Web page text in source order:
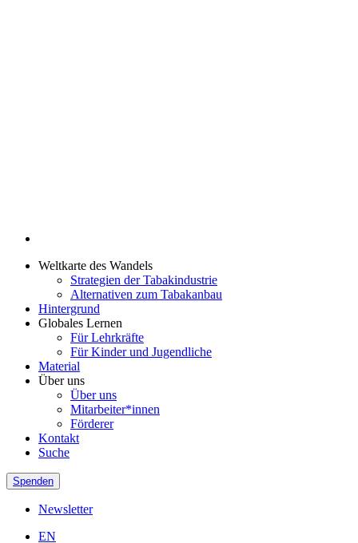
Weltkarte des Wandels
Strategien der Tabakindustrie
Alternativen zum Tabakanbau
Hintergrund
Globales Lernen
Für Lehrkräfte
Für Kinder und Jugendliche
Material
Über uns
Über uns
Mitarbeiter*innen
Förderer
Kontakt
Suche
Spenden
Newsletter
EN